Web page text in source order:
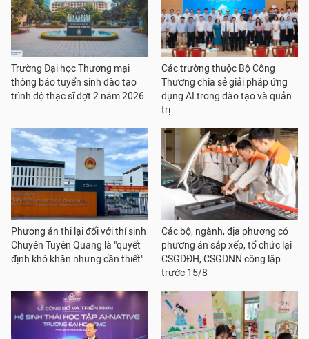
Trường Đại học Thương mại
thông báo tuyển sinh đào tạo
trình độ thạc sĩ đợt 2 năm 2026
Các trường thuộc Bộ Công
Thương chia sẻ giải pháp ứng
dụng AI trong đào tạo và quản
trị
Phương án thi lại đối với thí sinh
Chuyên Tuyên Quang là "quyết
định khó khăn nhưng cần thiết"
Các bộ, ngành, địa phương có
phương án sắp xếp, tổ chức lại
CSGDĐH, CSGDNN công lập
trước 15/8